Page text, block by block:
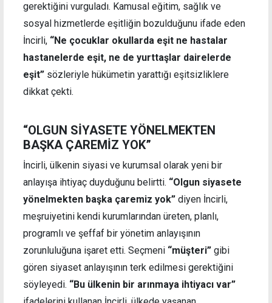
gerektiğini vurguladı. Kamusal eğitim, sağlık ve
sosyal hizmetlerde eşitliğin bozulduğunu ifade eden
İncirli, “Ne çocuklar okullarda eşit ne hastalar
hastanelerde eşit, ne de yurttaşlar dairelerde
eşit” sözleriyle hükümetin yarattığı eşitsizliklere
dikkat çekti.
“OLGUN SİYASETE YÖNELMEKTEN
BAŞKA ÇAREMİZ YOK”
İncirli, ülkenin siyasi ve kurumsal olarak yeni bir
anlayışa ihtiyaç duyduğunu belirtti. “Olgun siyasete
yönelmekten başka çaremiz yok” diyen İncirli,
meşruiyetini kendi kurumlarından üreten, planlı,
programlı ve şeffaf bir yönetim anlayışının
zorunluluğuna işaret etti. Seçmeni “müşteri” gibi
gören siyaset anlayışının terk edilmesi gerektiğini
söyleyedi. “Bu ülkenin bir arınmaya ihtiyacı var”